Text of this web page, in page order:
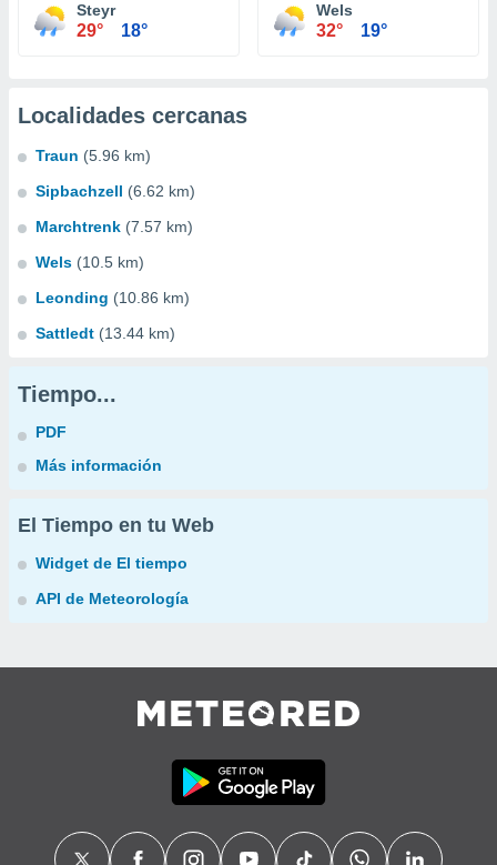
Steyr
29° 18°
Wels
32° 19°
Localidades cercanas
Traun (5.96 km)
Sipbachzell (6.62 km)
Marchtrenk (7.57 km)
Wels (10.5 km)
Leonding (10.86 km)
Sattledt (13.44 km)
Tiempo...
PDF
Más información
El Tiempo en tu Web
Widget de El tiempo
API de Meteorología